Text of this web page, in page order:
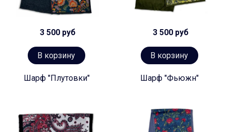
3 500 руб
В корзину
Шарф "Плутовки"
3 500 руб
В корзину
Шарф "Фьюжн"